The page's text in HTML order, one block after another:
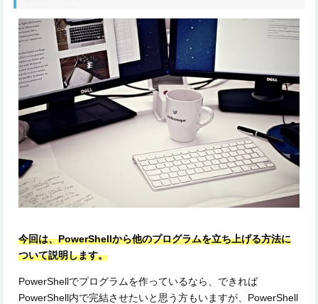
今回は、PowerShellから他のプログラムを立ち上げる方法に
ついて説明します。
PowerShellでプログラムを作っているなら、できれば
PowerShell内で完結させたいと思う方もいますが、PowerShell